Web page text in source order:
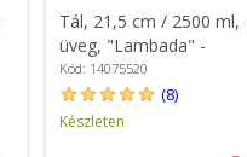
Tál, 21,5 cm / 2500 ml,
üveg, "Lambada" -
Borgonovo
Kód: 14075520
(8)
Készleten